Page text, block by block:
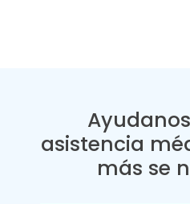
asistencia
más se